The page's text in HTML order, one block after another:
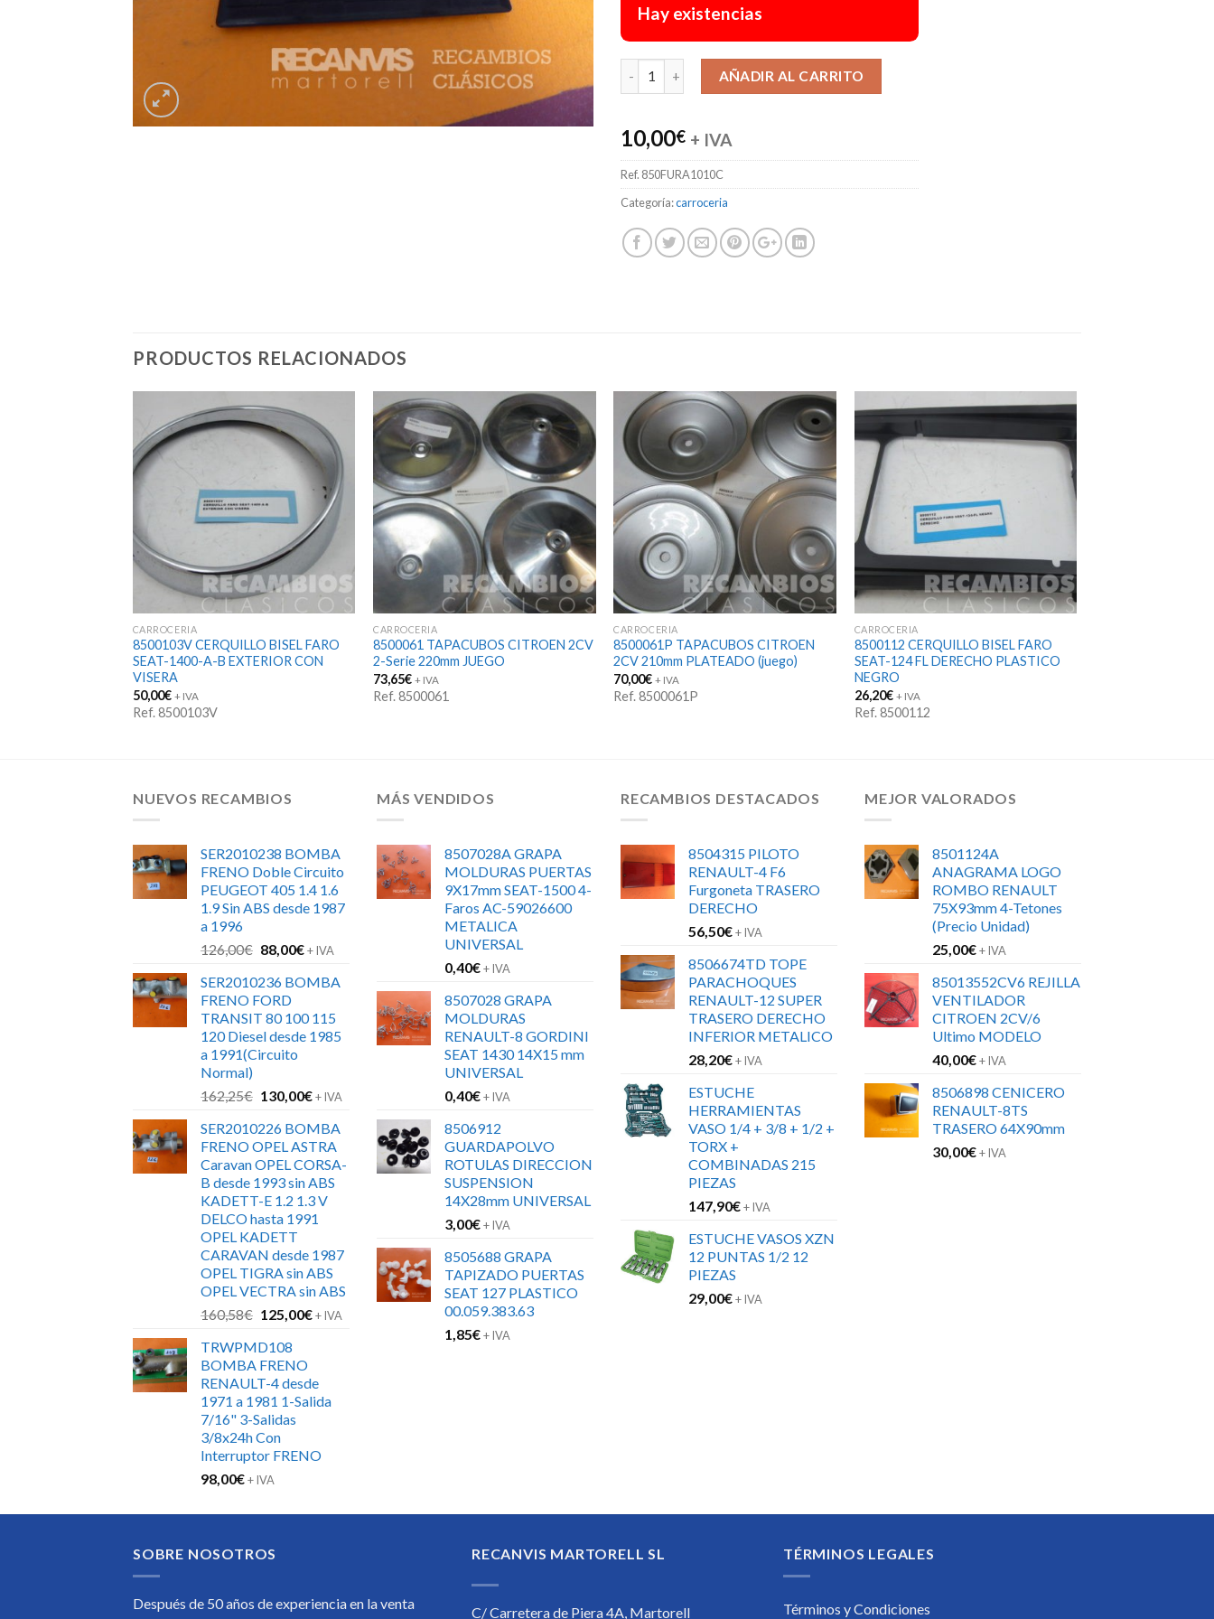
Hay existencias
AÑADIR AL CARRITO
10,00€ + IVA
Ref. 850FURA1010C
Categoría:carroceria
PRODUCTOS RELACIONADOS
CARROCERIA
8500103V CERQUILLO BISEL FARO
SEAT-1400-A-B EXTERIOR CON
VISERA
50,00€ + IVA
Ref. 8500103V
CARROCERIA
8500061 TAPACUBOS CITROEN 2CV
2-Serie 220mm JUEGO
73,65€ + IVA
Ref. 8500061
CARROCERIA
8500061P TAPACUBOS CITROEN
2CV 210mm PLATEADO (juego)
70,00€ + IVA
Ref. 8500061P
CARROCERIA
8500112 CERQUILLO BISEL FARO
SEAT-124 FL DERECHO PLASTICO
NEGRO
26,20€ + IVA
Ref. 8500112
NUEVOS RECAMBIOS
SER2010238 BOMBA
FRENO Doble Circuito
PEUGEOT 405 1.4 1.6
1.9 Sin ABS desde 1987
a 1996
126,00€ El
original
era:
126,00€.
88,00€El
actual
88,00€.
+ IVA
SER2010236 BOMBA
FRENO FORD
TRANSIT 80 100 115
120 Diesel desde 1985
a 1991(Circuito
Normal)
162,25€ El
original
era:
162,25€.
130,00€El
actual
es:
130,00€.
+ IVA
SER2010226 BOMBA
FRENO OPEL ASTRA
Caravan OPEL CORSA-
B desde 1993 sin ABS
KADETT-E 1.2 1.3 V
DELCO hasta 1991
OPEL KADETT
CARAVAN desde 1987
OPEL TIGRA sin ABS
OPEL VECTRA sin ABS
160,58€ El
original
era:
160,58€.
125,00€El
125,00€.
+ IVA
TRWPMD108
BOMBA FRENO
RENAULT-4 desde
1971 a 1981 1-Salida
7/16" 3-Salidas
3/8x24h Con
Interruptor FRENO
98,00€+ IVA
MÁS VENDIDOS
8507028A GRAPA
MOLDURAS PUERTAS
9X17mm SEAT-1500 4-
Faros AC-59026600
METALICA
UNIVERSAL
0,40€+ IVA
8507028 GRAPA
MOLDURAS
RENAULT-8 GORDINI
SEAT 1430 14X15 mm
UNIVERSAL
0,40€+ IVA
8506912
GUARDAPOLVO
ROTULAS DIRECCION
SUSPENSION
14X28mm UNIVERSAL
3,00€+ IVA
8505688 GRAPA
TAPIZADO PUERTAS
SEAT 127 PLASTICO
00.059.383.63
1,85€+ IVA
RECAMBIOS DESTACADOS
8504315 PILOTO
RENAULT-4 F6
Furgoneta TRASERO
DERECHO
56,50€+ IVA
8506674TD TOPE
PARACHOQUES
RENAULT-12 SUPER
TRASERO DERECHO
INFERIOR METALICO
28,20€+ IVA
ESTUCHE
HERRAMIENTAS
VASO 1/4 + 3/8 + 1/2 +
TORX +
COMBINADAS 215
PIEZAS
147,90€+ IVA
ESTUCHE VASOS XZN
12 PUNTAS 1/2 12
PIEZAS
29,00€+ IVA
MEJOR VALORADOS
8501124A
ANAGRAMA LOGO
ROMBO RENAULT
75X93mm 4-Tetones
(Precio Unidad)
25,00€+ IVA
85013552CV6 REJILLA
VENTILADOR
CITROEN 2CV/6
Ultimo MODELO
40,00€+ IVA
8506898 CENICERO
RENAULT-8TS
TRASERO 64X90mm
30,00€+ IVA
SOBRE NOSOTROS
Después de 50 años de experiencia en la venta
RECANVIS MARTORELL SL
C/ Carretera de Piera 4A, Martorell
TÉRMINOS LEGALES
Términos y Condiciones